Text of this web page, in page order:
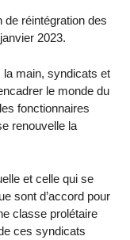
de réintégration des
2023.
la main, syndicats et
le monde du
fonctionnaires
renouvelle la
et celle qui se
sont d’accord pour
classe prolétaire
ces syndicats